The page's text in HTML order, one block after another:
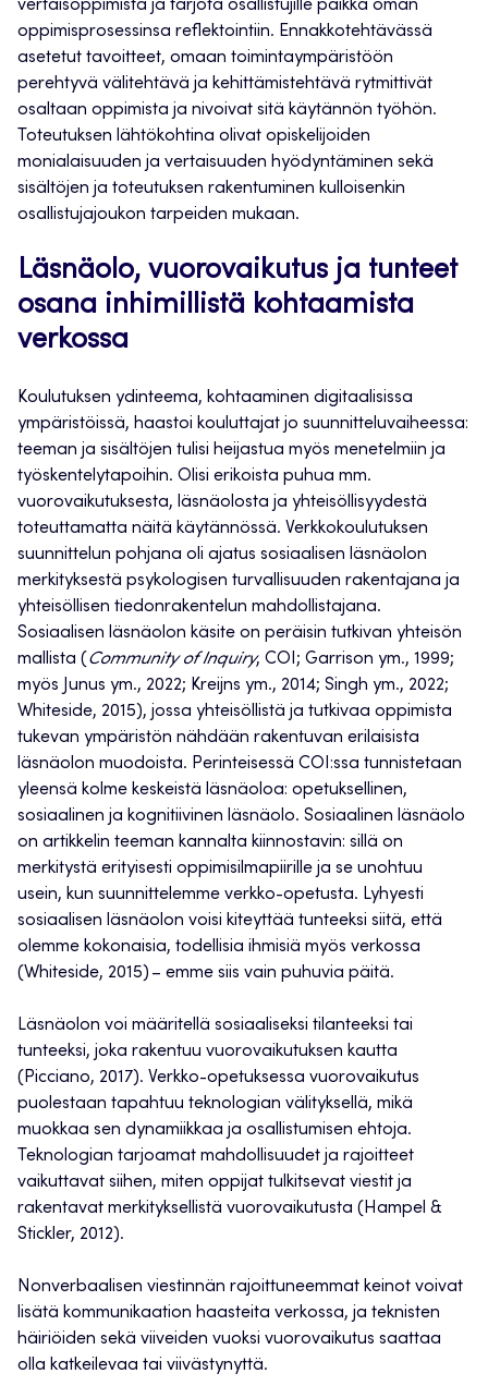
vertaisoppimista ja tarjota osallistujille paikka oman
oppimisprosessinsa reflektointiin. Ennakkotehtävässä
asetetut tavoitteet, omaan toimintaympäristöön
perehtyvä välitehtävä ja kehittämistehtävä rytmittivät
osaltaan oppimista ja nivoivat sitä käytännön työhön.
Toteutuksen lähtökohtina olivat opiskelijoiden
monialaisuuden ja vertaisuuden hyödyntäminen sekä
sisältöjen ja toteutuksen rakentuminen kulloisenkin
osallistujajoukon tarpeiden mukaan.
Läsnäolo, vuorovaikutus ja tunteet
osana inhimillistä kohtaamista
verkossa
Koulutuksen ydinteema, kohtaaminen digitaalisissa
ympäristöissä, haastoi kouluttajat jo suunnitteluvaiheessa:
teeman ja sisältöjen tulisi heijastua myös menetelmiin ja
työskentelytapoihin. Olisi erikoista puhua mm.
vuorovaikutuksesta, läsnäolosta ja yhteisöllisyydestä
toteuttamatta näitä käytännössä. Verkkokoulutuksen
suunnittelun pohjana oli ajatus sosiaalisen läsnäolon
merkityksestä psykologisen turvallisuuden rakentajana ja
yhteisöllisen tiedonrakentelun mahdollistajana.
Sosiaalisen läsnäolon käsite on peräisin tutkivan yhteisön
mallista ( Community of Inquiry, COI; Garrison ym., 1999;
myös Junus ym., 2022; Kreijns ym., 2014; Singh ym., 2022;
Whiteside, 2015), jossa yhteisöllistä ja tutkivaa oppimista
tukevan ympäristön nähdään rakentuvan erilaisista
läsnäolon muodoista. Perinteisessä COI:ssa tunnistetaan
yleensä kolme keskeistä läsnäoloa: opetuksellinen,
sosiaalinen ja kognitiivinen läsnäolo. Sosiaalinen läsnäolo
on artikkelin teeman kannalta kiinnostavin: sillä on
merkitystä erityisesti oppimisilmapiirille ja se unohtuu
usein, kun suunnittelemme verkko-opetusta. Lyhyesti
sosiaalisen läsnäolon voisi kiteyttää tunteeksi siitä, että
olemme kokonaisia, todellisia ihmisiä myös verkossa ​
(Whiteside, 2015)​ – emme siis vain puhuvia päitä.
Läsnäolon voi määritellä sosiaaliseksi tilanteeksi tai
tunteeksi, joka rakentuu vuorovaikutuksen kautta ​
(Picciano, 2017)​. Verkko-opetuksessa vuorovaikutus
puolestaan tapahtuu teknologian välityksellä, mikä
muokkaa sen dynamiikkaa ja osallistumisen ehtoja.
Teknologian tarjoamat mahdollisuudet ja rajoitteet
vaikuttavat siihen, miten oppijat tulkitsevat viestit ja
rakentavat merkityksellistä vuorovaikutusta (Hampel &
Stickler, 2012).
Nonverbaalisen viestinnän rajoittuneemmat keinot voivat
lisätä kommunikaation haasteita verkossa, ja teknisten
häiriöiden sekä viiveiden vuoksi vuorovaikutus saattaa
olla katkeilevaa tai viivästynyttä.